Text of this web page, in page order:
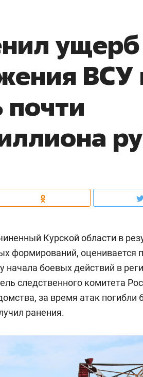
ущерб
ВСУ
почти
Курской области в
формирований, оценивается
начала боевых действий в
следственного комитета
за время атак погибли
ранения.